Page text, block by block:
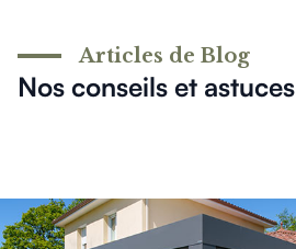
Nos conseils et astuces
Articles de Blog